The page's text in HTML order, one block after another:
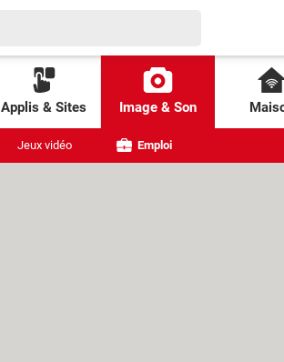
Applis & Sites Image & Son
Jeux vidéo Emploi